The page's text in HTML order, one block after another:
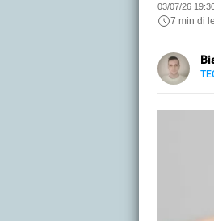
03/07/26
7 min di